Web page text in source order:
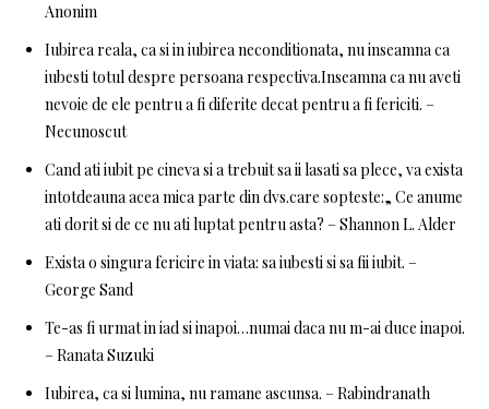
Anonim
Iubirea reala, ca si in iubirea neconditionata, nu inseamna ca
iubesti totul despre persoana respectiva.Inseamna ca nu aveti
nevoie de ele pentru a fi diferite decat pentru a fi fericiti. –
Necunoscut
Cand ati iubit pe cineva si a trebuit sa ii lasati sa plece, va exista
intotdeauna acea mica parte din dvs.care sopteste:„ Ce anume
ati dorit si de ce nu ati luptat pentru asta? – Shannon L. Alder
Exista o singura fericire in viata: sa iubesti si sa fii iubit. –
George Sand
Te-as fi urmat in iad si inapoi…numai daca nu m-ai duce inapoi.
– Ranata Suzuki
Iubirea, ca si lumina, nu ramane ascunsa. – Rabindranath